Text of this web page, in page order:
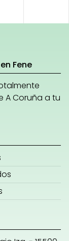
Fene
A Coruña a tu